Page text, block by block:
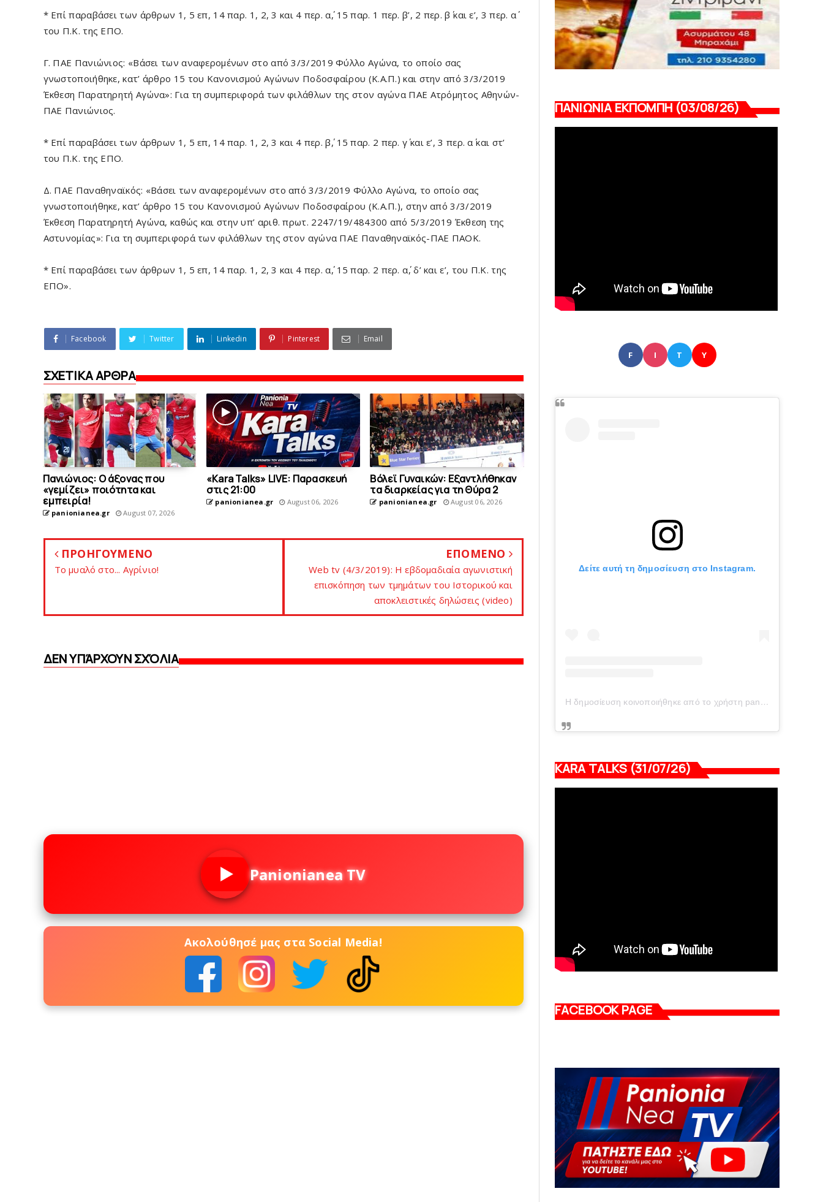
* Επί παραβάσει των άρθρων 1, 5 επ, 14 παρ. 1, 2, 3 και 4 περ. α΄, 15 παρ. 1 περ. β’, 2 περ. β΄ και ε’, 3 περ. α΄
του Π.Κ. της ΕΠΟ.
Γ. ΠΑΕ Πανιώνιος: «Βάσει των αναφερομένων στο από 3/3/2019 Φύλλο Αγώνα, το οποίο σας
γνωστοποιήθηκε, κατ’ άρθρο 15 του Κανονισμού Αγώνων Ποδοσφαίρου (Κ.Α.Π.) και στην από 3/3/2019
Έκθεση Παρατηρητή Αγώνα»: Για τη συμπεριφορά των φιλάθλων της στον αγώνα ΠΑΕ Ατρόμητος Αθηνών-
ΠΑΕ Πανιώνιος.
* Επί παραβάσει των άρθρων 1, 5 επ, 14 παρ. 1, 2, 3 και 4 περ. β΄, 15 παρ. 2 περ. γ΄ και ε’, 3 περ. α΄ και στ’
του Π.Κ. της ΕΠΟ.
Δ. ΠΑΕ Παναθηναϊκός: «Βάσει των αναφερομένων στο από 3/3/2019 Φύλλο Αγώνα, το οποίο σας
γνωστοποιήθηκε, κατ’ άρθρο 15 του Κανονισμού Αγώνων Ποδοσφαίρου (Κ.Α.Π.), στην από 3/3/2019
Έκθεση Παρατηρητή Αγώνα, καθώς και στην υπ’ αριθ. πρωτ. 2247/19/484300 από 5/3/2019 Έκθεση της
Αστυνομίας»: Για τη συμπεριφορά των φιλάθλων της στον αγώνα ΠΑΕ Παναθηναϊκός-ΠΑΕ ΠΑΟΚ.
* Επί παραβάσει των άρθρων 1, 5 επ, 14 παρ. 1, 2, 3 και 4 περ. α΄, 15 παρ. 2 περ. α΄, δ’ και ε’, του Π.Κ. της
ΕΠΟ».
Facebook Twitter Linkedin Pinterest Email
ΣΧΕΤΙΚΑ ΑΡΘΡΑ
Πανιώνιος: O άξονας που
«γεμίζει» ποιότητα και
εμπειρία!
panionianea.gr August 07, 2026
«Kara Talks» LIVE: Παρασκευή
στις 21:00
panionianea.gr August 06, 2026
Bόλεϊ Γυναικών: Εξαντλήθηκαν
τα διαρκείας για τη Θύρα 2
panionianea.gr August 06, 2026
ΠΡΟΗΓΟΥΜΕΝΟ
Το μυαλό στο... Αγρίνιο!
ΕΠΟΜΕΝΟ
Web tv (4/3/2019): Η εβδομαδιαία αγωνιστική
επισκόπηση των τμημάτων του Ιστορικού και
αποκλειστικές δηλώσεις (video)
ΔΕΝ ΥΠΆΡΧΟΥΝ ΣΧΌΛΙΑ
Panionianea TV
Ακολούθησέ μας στα Social Media!
ΠΑΝΙΩΝΙΑ ΕΚΠΟΜΠΗ (03/08/26)
F I T Y
Δείτε αυτή τη δημοσίευση στο Instagram.
Η δημοσίευση κοινοποιήθηκε από το χρήστη panionianea.gr (@panionianea.gr)
KARA TALKS (31/07/26)
FACEBOOK PAGE